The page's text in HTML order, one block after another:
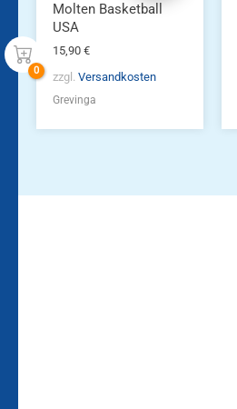
Molten Basketball
USA
15,90 €
zzgl. Versandkosten
Grevinga